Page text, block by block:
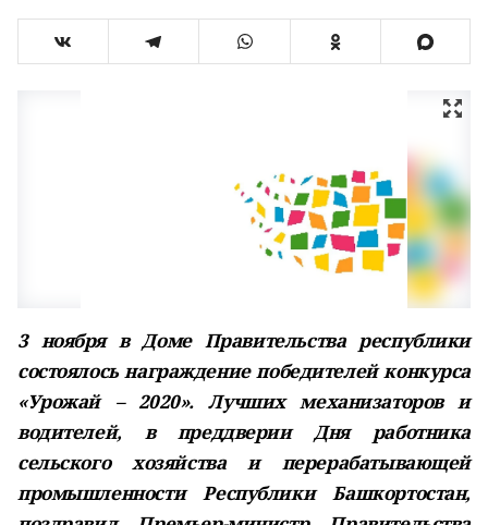
3 ноября в Доме Правительства республики
состоялось награждение победителей конкурса
«Урожай – 2020». Лучших механизаторов и
водителей, в преддверии Дня работника
сельского хозяйства и перерабатывающей
промышленности Республики Башкортостан,